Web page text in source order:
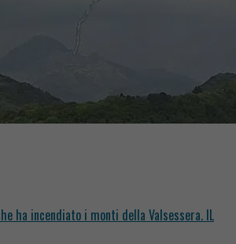
ha incendiato i monti della Valsessera. IL